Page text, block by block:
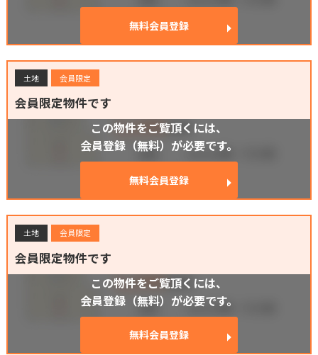
無料会員登録
土地 会員限定
会員限定物件です
この物件をご覧頂くには、
会員登録（無料）が必要です。
無料会員登録
土地 会員限定
会員限定物件です
この物件をご覧頂くには、
会員登録（無料）が必要です。
無料会員登録